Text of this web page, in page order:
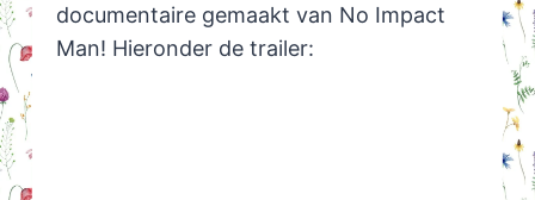
documentaire gemaakt van No Impact
Man! Hieronder de trailer: